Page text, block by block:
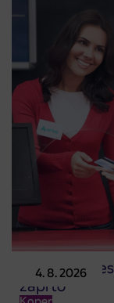
4. 8. 2026
Prodajno
zaprto